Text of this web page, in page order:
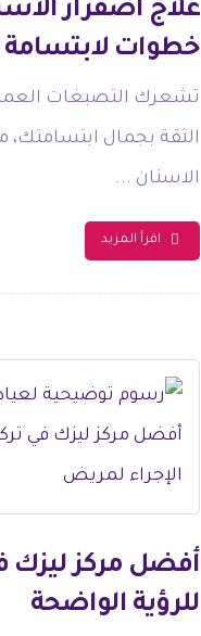
خطوات
تشعرك التصبغات
الثقة بجمال ابتسامتك،
الاسنان ...
اقرأ المزيد
للرؤية الواضحة